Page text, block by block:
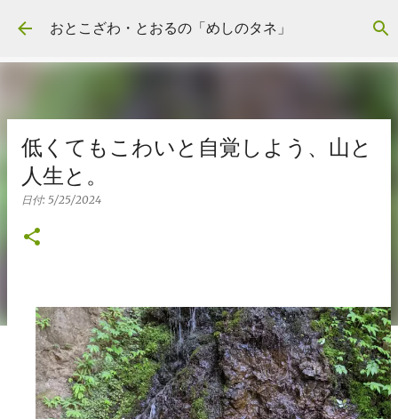
スキップしてメイン コンテンツに移動
おとこざわ・とおるの「めしのタネ」
低くてもこわいと自覚しよう、山と
人生と。
日付: 5/25/2024